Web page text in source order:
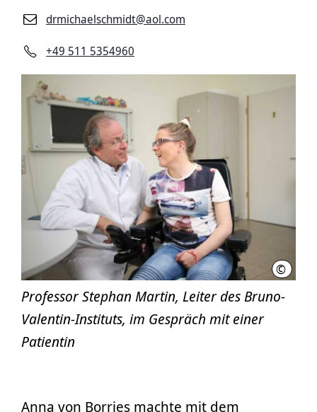
drmichaelschmidt@aol.com
+49 511 5354960
© Anna
Professor Stephan Martin, Leiter des Bruno-
Valentin-Instituts, im Gespräch mit einer
Patientin
Anna von Borries machte mit dem